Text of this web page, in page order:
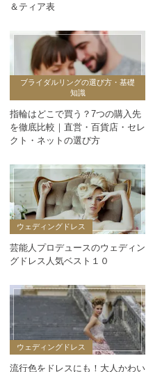
＆ティア表
ブライダルリングの選び方・基礎
知識
指輪はどこで買う？7つの購入先
を徹底比較｜直営・百貨店・セレ
クト・ネットの選び方
ウェディングドレス
芸能人プロデュースのウェディン
グドレス人気ベスト１０
ウェディングドレス
流行色をドレスにも！大人かわい